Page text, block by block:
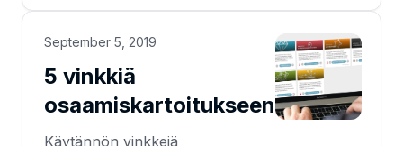
suljetuissa luokkahuoneissa ja
järjestelmissä.
September 5, 2019
5 vinkkiä
osaamiskartoitukseen
Käytännön vinkkejä